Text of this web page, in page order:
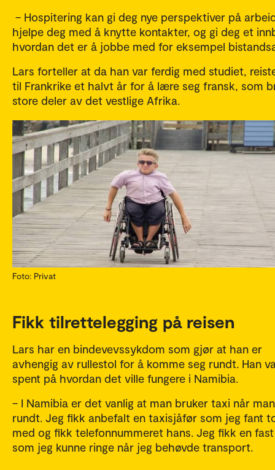
– Hospitering kan gi deg nye perspektiver på
hjelpe deg med å knytte kontakter, og gi deg et
hvordan det er å jobbe med for eksempel
Lars forteller at da han var ferdig med studiet,
til Frankrike et halvt år for å lære seg fransk, som
store deler av det vestlige Afrika.
Foto: Privat
Fikk tilrettelegging på reisen
Lars har en bindevevssykdom som gjør at han er
avhengig av rullestol for å komme seg rundt. Han
spent på hvordan det ville fungere i Namibia.
– I Namibia er det vanlig at man bruker taxi når
rundt. Jeg fikk anbefalt en taxisjåfør som jeg fant
med og fikk telefonnummeret hans. Jeg fikk en
som jeg kunne ringe når jeg behøvde transport.